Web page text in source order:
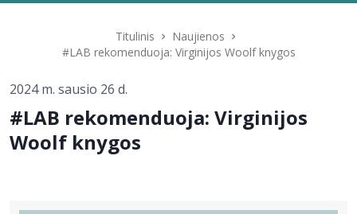
ELVIS atvyksta
Titulinis
Naujienos
#LAB rekomenduoja: Virginijos Woolf knygos
2024 m. sausio 26 d.
#LAB rekomenduoja: Virginijos
Woolf knygos